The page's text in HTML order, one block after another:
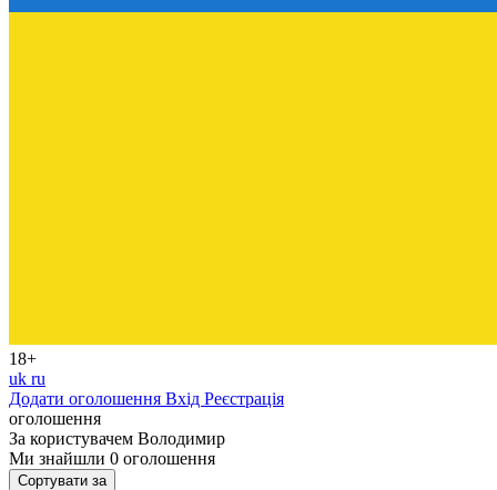
18+
uk ru
Додати оголошення Вхід Реєстрація
оголошення
За користувачем Володимир
Ми знайшли 0 оголошення
Сортувати за